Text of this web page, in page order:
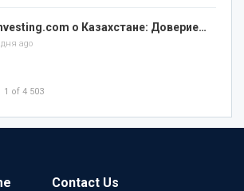
о Казахстане: Доверие…
дня ago
1 of 4 503
Contact Us